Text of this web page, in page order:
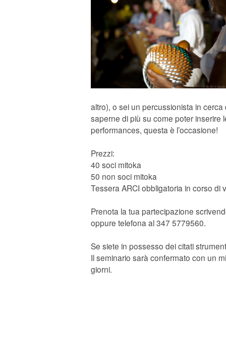
altro), o sei un percussionista in
saperne di più su come poter inserire
performances, questa è l’occasione!
Prezzi:
40 soci mitoka
50 non soci mitoka
Tessera ARCI obbligatoria in corso di
Prenota la tua partecipazione
oppure telefona al 347 5779560.
Se siete in possesso dei citati
Il seminario sarà confermato con un
giorni.